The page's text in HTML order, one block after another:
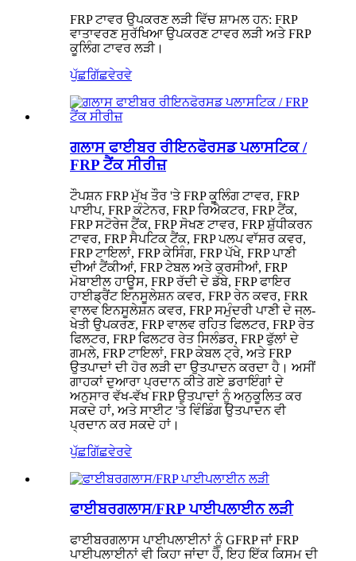
FRP ਟਾਵਰ ਉਪਕਰਣ ਲੜੀ ਵਿੱਚ ਸ਼ਾਮਲ ਹਨ: FRP
ਵਾਤਾਵਰਣ ਸੁਰੱਖਿਆ ਉਪਕਰਣ ਟਾਵਰ ਲੜੀ ਅਤੇ FRP
ਕੂਲਿੰਗ ਟਾਵਰ ਲੜੀ।
ਪੁੱਛਗਿੱਛਵੇਰਵੇ
ਗਲਾਸ ਫਾਈਬਰ ਰੀਇਨਫੋਰਸਡ ਪਲਾਸਟਿਕ /
FRP ਟੈਂਕ ਸੀਰੀਜ਼
ਟੌਪਸ਼ਨ FRP ਮੁੱਖ ਤੌਰ 'ਤੇ FRP ਕੂਲਿੰਗ ਟਾਵਰ, FRP
ਪਾਈਪ, FRP ਕੰਟੇਨਰ, FRP ਰਿਐਕਟਰ, FRP ਟੈਂਕ,
FRP ਸਟੋਰੇਜ ਟੈਂਕ, FRP ਸੋਖਣ ਟਾਵਰ, FRP ਸ਼ੁੱਧੀਕਰਨ
ਟਾਵਰ, FRP ਸੈਪਟਿਕ ਟੈਂਕ, FRP ਪਲਪ ਵਾੱਸ਼ਰ ਕਵਰ,
FRP ਟਾਇਲਾਂ, FRP ਕੇਸਿੰਗ, FRP ਪੱਖੇ, FRP ਪਾਣੀ
ਦੀਆਂ ਟੈਂਕੀਆਂ, FRP ਟੇਬਲ ਅਤੇ ਕੁਰਸੀਆਂ, FRP
ਮੋਬਾਈਲ ਹਾਊਸ, FRP ਰੱਦੀ ਦੇ ਡੱਬੇ, FRP ਫਾਇਰ
ਹਾਈਡ੍ਰੈਂਟ ਇਨਸੂਲੇਸ਼ਨ ਕਵਰ, FRP ਰੇਨ ਕਵਰ, FRR
ਵਾਲਵ ਇਨਸੂਲੇਸ਼ਨ ਕਵਰ, FRP ਸਮੁੰਦਰੀ ਪਾਣੀ ਦੇ ਜਲ-
ਖੇਤੀ ਉਪਕਰਣ, FRP ਵਾਲਵ ਰਹਿਤ ਫਿਲਟਰ, FRP ਰੇਤ
ਫਿਲਟਰ, FRP ਫਿਲਟਰ ਰੇਤ ਸਿਲੰਡਰ, FRP ਫੁੱਲਾਂ ਦੇ
ਗਮਲੇ, FRP ਟਾਇਲਾਂ, FRP ਕੇਬਲ ਟ੍ਰੇ, ਅਤੇ FRP
ਉਤਪਾਦਾਂ ਦੀ ਹੋਰ ਲੜੀ ਦਾ ਉਤਪਾਦਨ ਕਰਦਾ ਹੈ। ਅਸੀਂ
ਗਾਹਕਾਂ ਦੁਆਰਾ ਪ੍ਰਦਾਨ ਕੀਤੇ ਗਏ ਡਰਾਇੰਗਾਂ ਦੇ
ਅਨੁਸਾਰ ਵੱਖ-ਵੱਖ FRP ਉਤਪਾਦਾਂ ਨੂੰ ਅਨੁਕੂਲਿਤ ਕਰ
ਸਕਦੇ ਹਾਂ, ਅਤੇ ਸਾਈਟ 'ਤੇ ਵਿੰਡਿੰਗ ਉਤਪਾਦਨ ਵੀ
ਪ੍ਰਦਾਨ ਕਰ ਸਕਦੇ ਹਾਂ।
ਪੁੱਛਗਿੱਛਵੇਰਵੇ
ਫਾਈਬਰਗਲਾਸ/FRP ਪਾਈਪਲਾਈਨ ਲੜੀ
ਫਾਈਬਰਗਲਾਸ ਪਾਈਪਲਾਈਨਾਂ ਨੂੰ GFRP ਜਾਂ FRP
ਪਾਈਪਲਾਈਨਾਂ ਵੀ ਕਿਹਾ ਜਾਂਦਾ ਹੈ, ਇਹ ਇੱਕ ਕਿਸਮ ਦੀ